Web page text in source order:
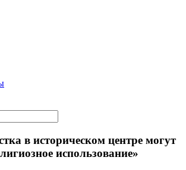
в историческом центре могут
использование»